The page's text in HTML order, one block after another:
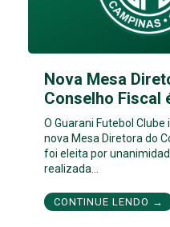
Nova Mesa
Conselho Fiscal
O Guarani Futebol
nova Mesa Diretora do
foi eleita por
realizada…
CONTINUE LENDO →